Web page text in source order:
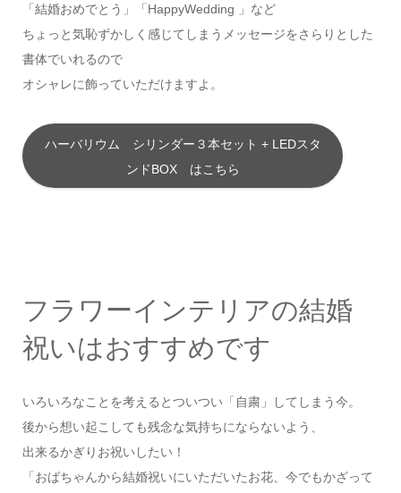
「結婚おめでとう」「HappyWedding 」など
ちょっと気恥ずかしく感じてしまうメッセージをさらりとした
書体でいれるので
オシャレに飾っていただけますよ。
ハーバリウム シリンダー３本セット + LEDスタ
ンドBOX はこちら
フラワーインテリアの結婚
祝いはおすすめです
いろいろなことを考えるとついつい「自粛」してしまう今。
後から想い起こしても残念な気持ちにならないよう、
出来るかぎりお祝いしたい！
「おばちゃんから結婚祝いにいただいたお花、今でもかざって